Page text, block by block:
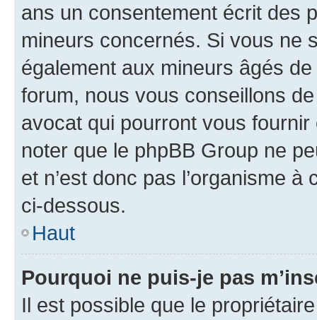
ans un consentement écrit des
mineurs concernés. Si vous ne
également aux mineurs âgés
forum, nous vous conseillons
avocat qui pourront vous
noter que le phpBB Group ne
et n’est donc pas l’organisme
ci-dessous.
Haut
Pourquoi ne puis-je pas
Il est possible que le